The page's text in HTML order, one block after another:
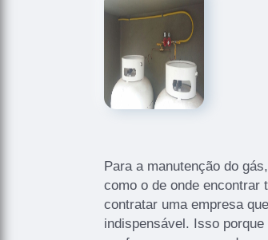
Para a manutenção do
como o de onde encontrar
contratar uma empresa
indispensável. Isso